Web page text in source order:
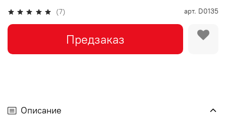
(7) арт. D0135
Предзаказ
Описание